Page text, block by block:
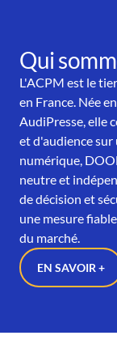
Qui
L'ACPM est le
en France. Née
AudiPresse, elle
et d'audience sur
numérique,
neutre et
de décision et
une mesure
du marché.
EN SAVOIR +